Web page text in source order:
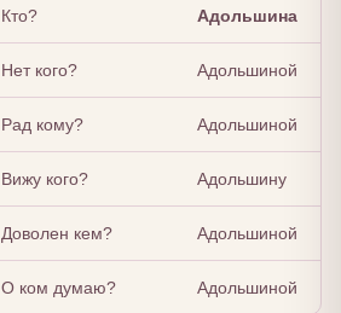
Кто? Адольшина
Нет кого? Адольшиной
Рад кому? Адольшиной
Вижу кого? Адольшину
Доволен кем? Адольшиной
О ком думаю? Адольшиной